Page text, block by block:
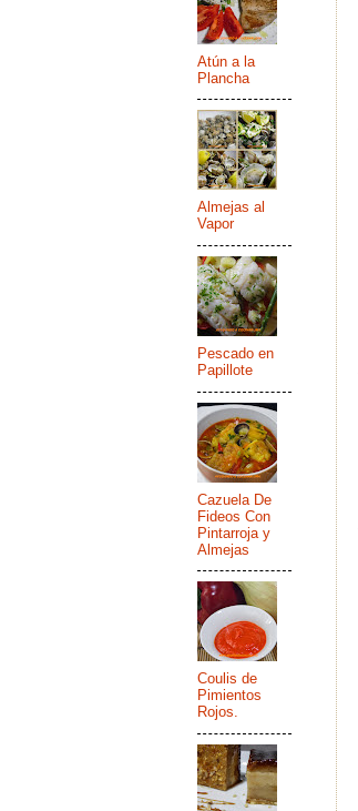
Atún a la
Plancha
Almejas al
Vapor
Pescado en
Papillote
Cazuela De
Fideos Con
Pintarroja y
Almejas
Coulis de
Pimientos
Rojos.